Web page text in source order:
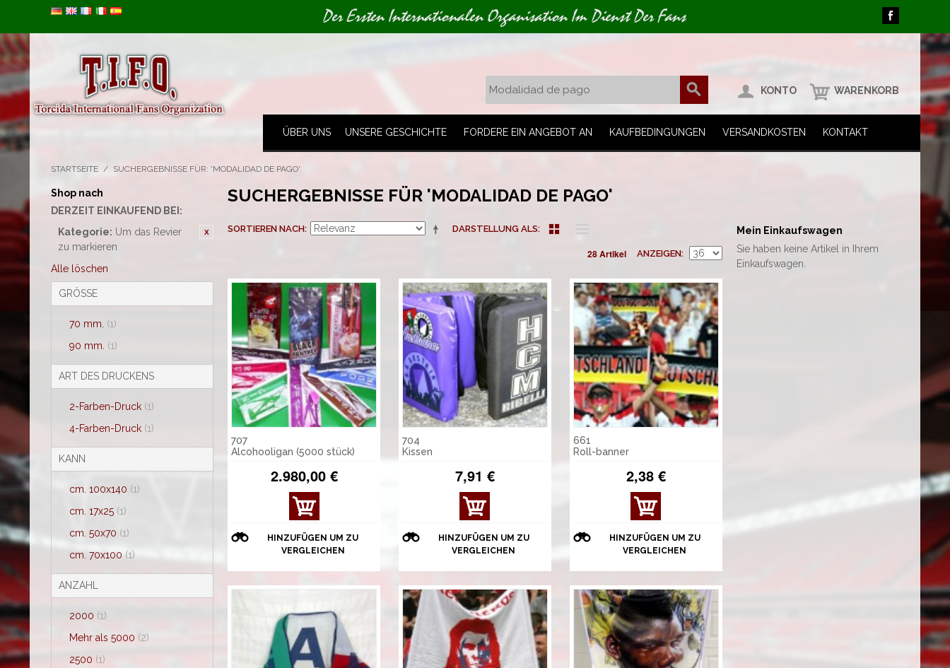
Der Ersten Internationalen Organisation Im Dienst Der Fans
KONTO WARENKORB
ÜBER UNS UNSERE GESCHICHTE FORDERE EIN ANGEBOT AN KAUFBEDINGUNGEN VERSANDKOSTEN KONTAKT
STARTSEITE / SUCHERGEBNISSE FÜR: 'MODALIDAD DE PAGO'
Shop nach
DERZEIT EINKAUFEND BEI:
Kategorie: Um das Revier
zu markieren
Alle löschen
GRÖSSE
70 mm. (1)
90 mm. (1)
ART DES DRUCKENS
2-Farben-Druck (1)
4-Farben-Druck (1)
KANN
cm. 100x140 (1)
cm. 17x25 (1)
cm. 50x70 (1)
cm. 70x100 (1)
ANZAHL
2000 (1)
Mehr als 5000 (2)
2500 (1)
SUCHERGEBNISSE FÜR 'MODALIDAD DE PAGO'
DARSTELLUNG ALS
SORTIEREN NACH
28 Artikel ANZEIGEN
707
Alcohooligan (5000 stück)
2.980,00 €
HINZUFÜGEN UM ZU
VERGLEICHEN
704
Kissen
7,91 €
HINZUFÜGEN UM ZU
VERGLEICHEN
661
Roll-banner
2,38 €
HINZUFÜGEN UM ZU
VERGLEICHEN
Mein Einkaufswagen
Sie haben keine Artikel in Ihrem
Einkaufswagen.